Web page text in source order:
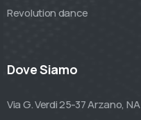
Revolution dance
Dove Siamo
Via G. Verdi 25-37 Arzano, NA